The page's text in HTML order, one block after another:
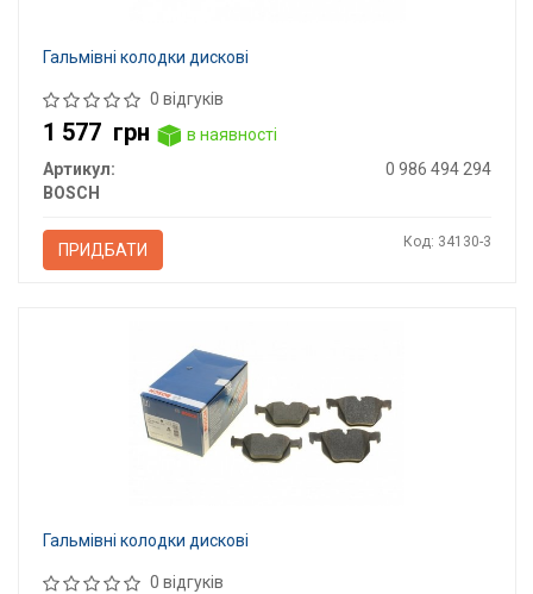
Гальмівні колодки дискові
0 відгуків
1 577 грн
в наявності
Артикул:
0 986 494 294
BOSCH
ПРИДБАТИ Код: 34130-3
Гальмівні колодки дискові
0 відгуків